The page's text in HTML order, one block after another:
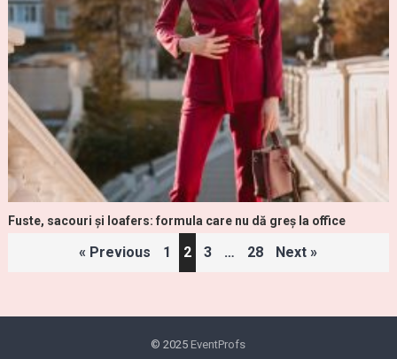
Fuste, sacouri și loafers: formula care nu dă greș la office
« Previous 1 2 3 … 28 Next »
© 2025 EventProfs